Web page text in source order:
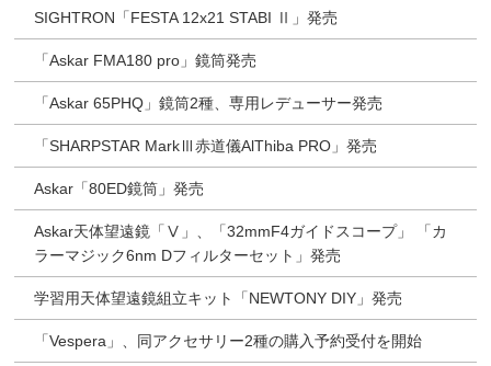
SIGHTRON「FESTA 12x21 STABI Ⅱ」発売
「Askar FMA180 pro」鏡筒発売
「Askar 65PHQ」鏡筒2種、専用レデューサー発売
「SHARPSTAR MarkⅢ赤道儀AlThiba PRO」発売
Askar「80ED鏡筒」発売
Askar天体望遠鏡「Ⅴ」、「32mmF4ガイドスコープ」 「カ
ラーマジック6nm Dフィルターセット」発売
学習用天体望遠鏡組立キット「NEWTONY DIY」発売
「Vespera」、同アクセサリー2種の購入予約受付を開始